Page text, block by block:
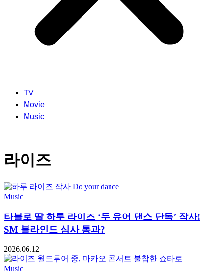
TV
Movie
Music
라이즈
Music
타블로 딸 하루 라이즈 ‘두 유어 댄스 단독’ 작사!
SM 블라인드 심사 통과?
2026.06.12
Music